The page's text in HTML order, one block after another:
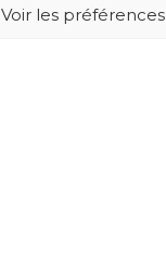
Voir les préférences